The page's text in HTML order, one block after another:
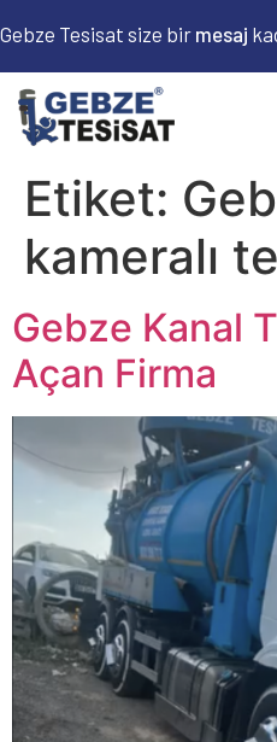
Gebze Tesisat size bir mesaj
Etiket:
kameralı
Gebze Kanal
Açan Firma